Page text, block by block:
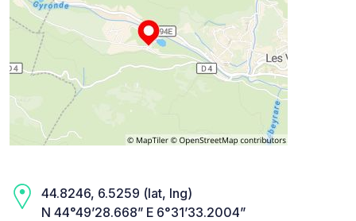
44.8246, 6.5259 (lat, lng)
N 44°49’28.668” E 6°31’33.2004”